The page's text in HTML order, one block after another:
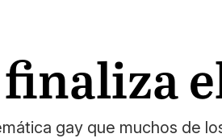
gay que muchos de